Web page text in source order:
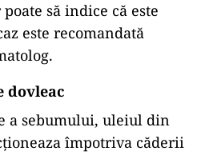
să indice că este
este recomandată
dovleac
a sebumului, uleiul din
împotriva căderii